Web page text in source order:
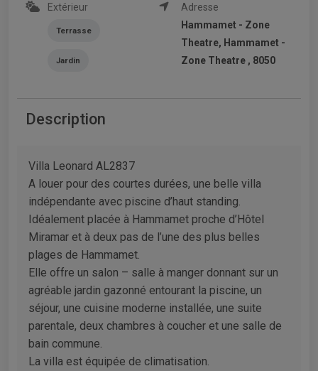
Extérieur
Terrasse
Jardin
Adresse
Hammamet - Zone
Theatre, Hammamet -
Zone Theatre , 8050
Description
Villa Leonard AL2837
A louer pour des courtes durées, une belle villa
indépendante avec piscine d’haut standing.
Idéalement placée à Hammamet proche d’Hôtel
Miramar et à deux pas de l’une des plus belles
plages de Hammamet.
Elle offre un salon – salle à manger donnant sur un
agréable jardin gazonné entourant la piscine, un
séjour, une cuisine moderne installée, une suite
parentale, deux chambres à coucher et une salle de
bain commune.
La villa est équipée de climatisation.